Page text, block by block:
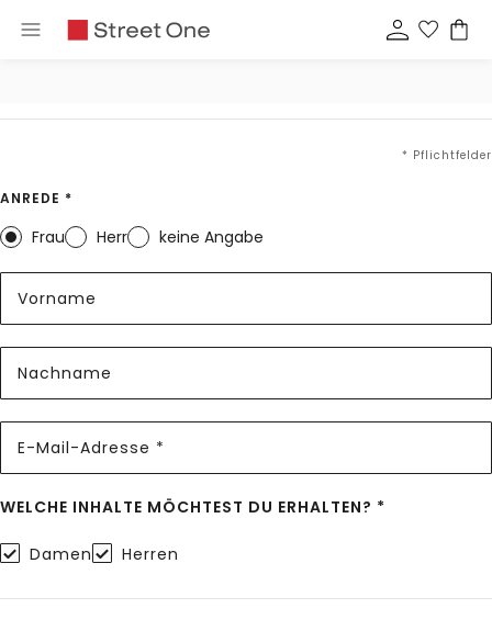
* Pflichtfelder
ANREDE *
Frau Herr keine Angabe
Vorname
Nachname
E-Mail-Adresse *
WELCHE INHALTE MÖCHTEST DU ERHALTEN? *
Damen Herren